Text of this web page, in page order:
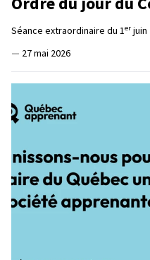
Séance extraordinaire du 1er juin
— 27 mai 2026